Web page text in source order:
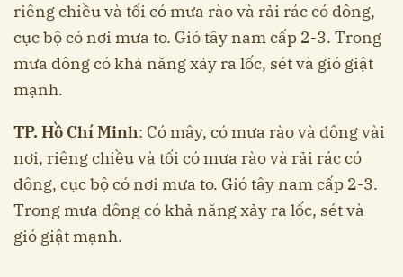
riêng chiều và tối có mưa rào và rải rác có dông,
cục bộ có nơi mưa to. Gió tây nam cấp 2-3. Trong
mưa dông có khả năng xảy ra lốc, sét và gió giật
mạnh.
TP. Hồ Chí Minh: Có mây, có mưa rào và dông vài
nơi, riêng chiều và tối có mưa rào và rải rác có
dông, cục bộ có nơi mưa to. Gió tây nam cấp 2-3.
Trong mưa dông có khả năng xảy ra lốc, sét và
gió giật mạnh.